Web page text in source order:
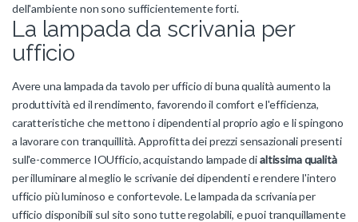
dell'ambiente non sono sufficientemente forti.
La lampada da scrivania per
ufficio
Avere una lampada da tavolo per ufficio di buna qualità aumento la
produttività ed il rendimento, favorendo il comfort e l'efficienza,
caratteristiche che mettono i dipendenti al proprio agio e li spingono
a lavorare con tranquillità. Approfitta dei prezzi sensazionali presenti
sull'e-commerce IOUfficio, acquistando lampade dialtissima qualità
per illuminare al meglio le scrivanie dei dipendenti e rendere l'intero
ufficio più luminoso e confortevole. Le lampada da scrivania per
ufficio disponibili sul sito sono tutte regolabili, e puoi tranquillamente